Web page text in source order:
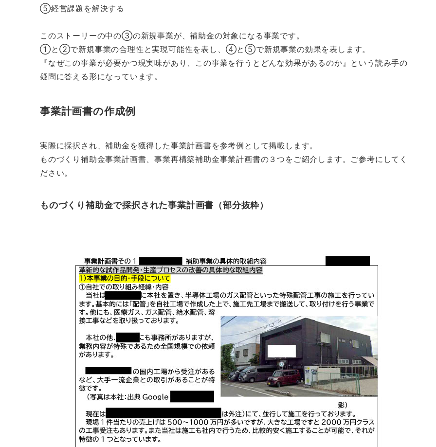
⑤経営課題を解決する
このストーリーの中の③の新規事業が、補助金の対象になる事業です。
①と②で新規事業の合理性と実現可能性を表し、④と⑤で新規事業の効果を表します。
『なぜこの事業が必要かつ現実味があり、この事業を行うとどんな効果があるのか』という読み手の
疑問に答える形になっています。
事業計画書の作成例
実際に採択され、補助金を獲得した事業計画書を参考例として掲載します。
ものづくり補助金事業計画書、事業再構築補助金事業計画書の３つをご紹介します。ご参考にしてく
ださい。
ものづくり補助金で採択された事業計画書（部分抜粋）